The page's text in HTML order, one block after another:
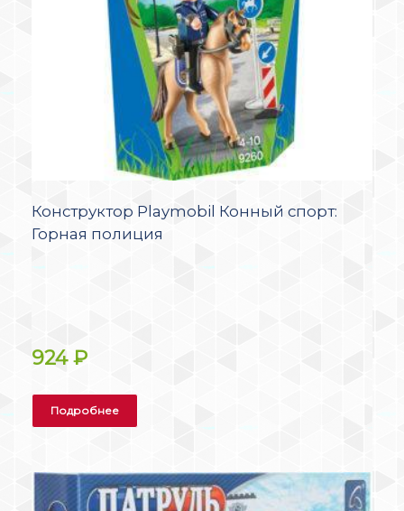
Конструктор Playmobil Конный спорт:
Горная полиция
924₽
Подробнее